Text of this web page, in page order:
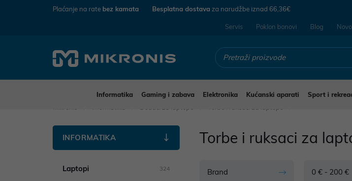
Plaćanje na rate bez kamata Besplatna dostava za narudžbe iznad 66,36€
Servis Poklon bonovi Blog
Informatika Gaming i zabava Elektronika Kućanski aparati Sport i
INFORMATIKA
Laptopi 324
Torbe i ruksaci za
Brand 0 € - 200 €